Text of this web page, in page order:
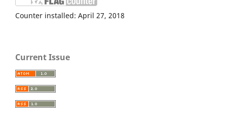
Counter installed: April 27, 2018
Current Issue